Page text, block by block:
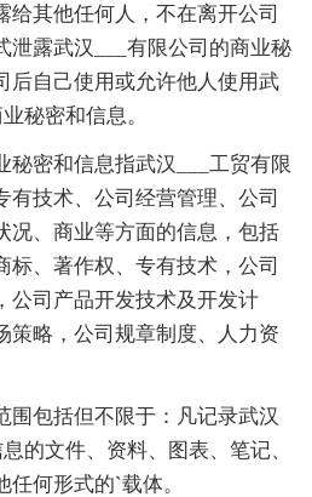
给其他任何人，不在离开公司
泄露武汉___有限公司的商业秘
后自己使用或允许他人使用武
秘密和信息。
密和信息指武汉___工贸有限
有技术、公司经营管理、公司
况、商业等方面的信息，包括
标、著作权、专有技术，公司
公司产品开发技术及开发计
策略，公司规章制度、人力资
包括但不限于：凡记录武汉
的文件、资料、图表、笔记、
何形式的`载体。